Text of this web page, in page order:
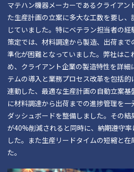
マテハン機器メーカーであるクライアン
た生産計画の立案に多大な工数を要し
じていました。特にベテラン担当者の
策定では、材料調達から製造、出荷ま
準化が困難となっていました。弊社はこ
め、クライアント企業の製造特性を詳細
テムの導入と業務プロセス改革を包括的
連動した、最適な生産計画の自動立案基
に材料調達から出荷までの進捗管理を一
ダッシュボードを整備しました。その
が40%削減されると同時に、納期遵守
した。また生産リードタイムの短縮と
た。